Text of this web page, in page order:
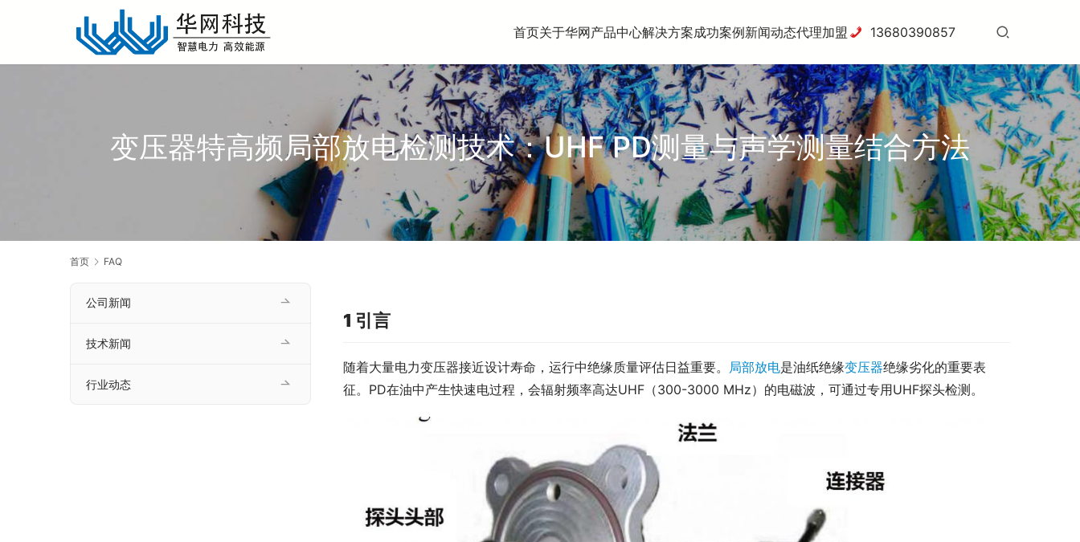
首页关于华网产品中心解决方案成功案例新闻动态代理加盟 13680390857
变压器特高频局部放电检测技术：UHF PD测量与声学测量结合方法
首页 FAQ
1 引言
随着大量电力变压器接近设计寿命，运行中绝缘质量评估日益重要。 局部放电是油纸绝缘变压器绝缘劣化的重要表
征。PD在油中产生快速电过程，会辐射频率高达UHF（300-3000 MHz）的电磁波，可通过专用UHF探头检测。
公司新闻
技术新闻
行业动态